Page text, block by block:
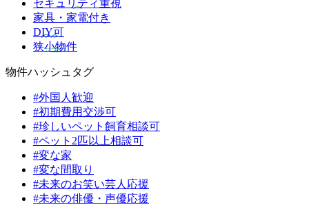
セキュリティ重視
家具・家電付き
DIY可
狭小物件
物件ハッシュタグ
#外国人歓迎
#初期費用交渉可
#珍しいペット飼育相談可
#ペット2匹以上相談可
#変な家
#変な間取り
#未来のお笑い芸人応援
#未来の俳優・声優応援